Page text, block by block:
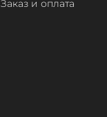
Заказ и оплата